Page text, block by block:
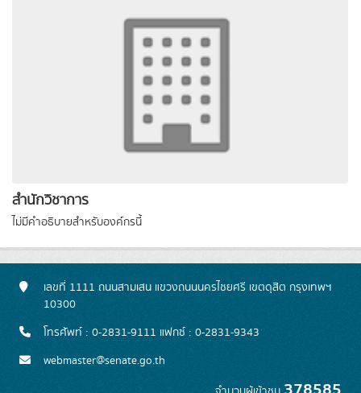
สำนักวิชาการ
ไม่มีคำอธิบายสำหรับองค์กรนี้
เลขที่ 1111 ถนนสามเสน แขวงถนนนครไชยศรี เขตดุสิต กรุงเทพฯ
10300
โทรศัพท์ : 0-2831-9111 แฟกซ์ : 0-2831-9343
webmaster@senate.go.th